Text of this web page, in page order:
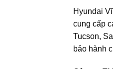
Hyundai
cung cấp
Tucson,
bảo hành